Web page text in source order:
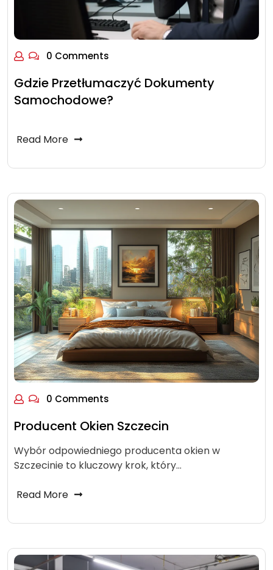
0 Comments
Gdzie Przetłumaczyć Dokumenty
Samochodowe?
Read More
0 Comments
Producent Okien Szczecin
Wybór odpowiedniego producenta okien w
Szczecinie to kluczowy krok, który…
Read More